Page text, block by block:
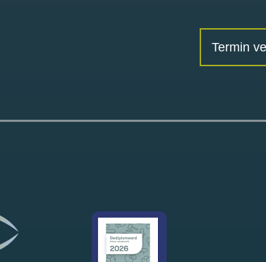
Termin